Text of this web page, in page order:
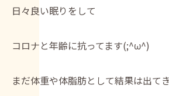
日々良い眠りをして
コロナと年齢に抗ってます(;^ω^)
まだ体重や体脂肪として結果は出て